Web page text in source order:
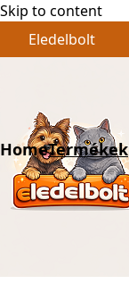
Skip to content
Eledelbolt
HomeTermékek